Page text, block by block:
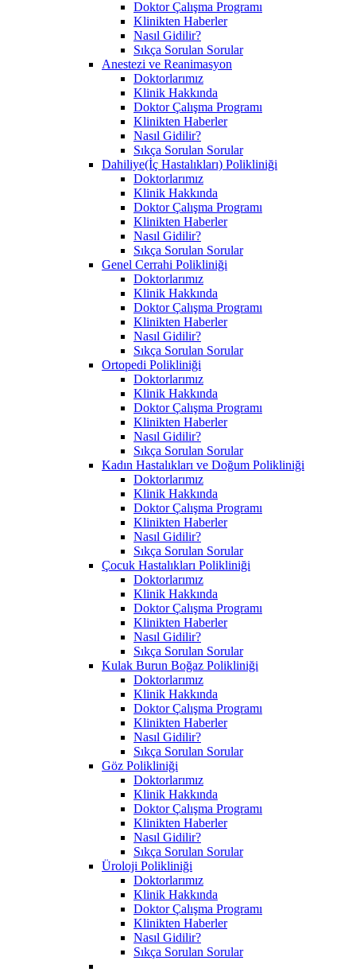
Doktor Çalışma Programı
Klinikten Haberler
Nasıl Gidilir?
Sıkça Sorulan Sorular
Anestezi ve Reanimasyon
Doktorlarımız
Klinik Hakkında
Doktor Çalışma Programı
Klinikten Haberler
Nasıl Gidilir?
Sıkça Sorulan Sorular
Dahiliye(İç Hastalıkları) Polikliniği
Doktorlarımız
Klinik Hakkında
Doktor Çalışma Programı
Klinikten Haberler
Nasıl Gidilir?
Sıkça Sorulan Sorular
Genel Cerrahi Polikliniği
Doktorlarımız
Klinik Hakkında
Doktor Çalışma Programı
Klinikten Haberler
Nasıl Gidilir?
Sıkça Sorulan Sorular
Ortopedi Polikliniği
Doktorlarımız
Klinik Hakkında
Doktor Çalışma Programı
Klinikten Haberler
Nasıl Gidilir?
Sıkça Sorulan Sorular
Kadın Hastalıkları ve Doğum Polikliniği
Doktorlarımız
Klinik Hakkında
Doktor Çalışma Programı
Klinikten Haberler
Nasıl Gidilir?
Sıkça Sorulan Sorular
Çocuk Hastalıkları Polikliniği
Doktorlarımız
Klinik Hakkında
Doktor Çalışma Programı
Klinikten Haberler
Nasıl Gidilir?
Sıkça Sorulan Sorular
Kulak Burun Boğaz Polikliniği
Doktorlarımız
Klinik Hakkında
Doktor Çalışma Programı
Klinikten Haberler
Nasıl Gidilir?
Sıkça Sorulan Sorular
Göz Polikliniği
Doktorlarımız
Klinik Hakkında
Doktor Çalışma Programı
Klinikten Haberler
Nasıl Gidilir?
Sıkça Sorulan Sorular
Üroloji Polikliniği
Doktorlarımız
Klinik Hakkında
Doktor Çalışma Programı
Klinikten Haberler
Nasıl Gidilir?
Sıkça Sorulan Sorular